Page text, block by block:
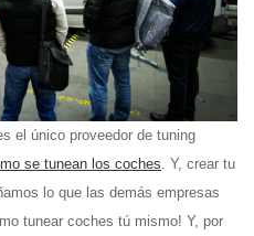
el único proveedor de tuning
se tunean los coches . Y, crear tu
lo que las demás empresas
tunear coches tú mismo! Y, por